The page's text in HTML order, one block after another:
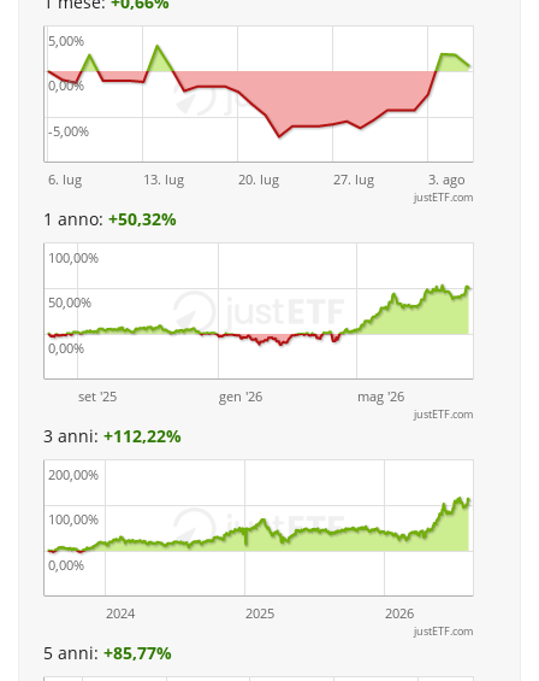
6. lug 13. lug 20. lug 27. lug 3. ago
-5,00%
0,00%
5,00%
justETF.com
1 anno: +50,32%
set '25 gen '26 mag '26
0,00%
50,00%
100,00%
justETF.com
3 anni: +112,22%
2024 2025 2026
0,00%
100,00%
200,00%
justETF.com
5 anni: +85,77%